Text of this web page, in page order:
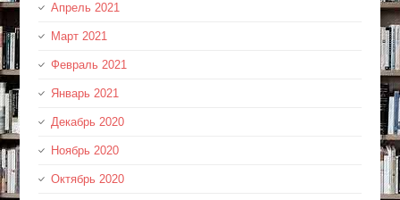
Апрель 2021
Март 2021
Февраль 2021
Январь 2021
Декабрь 2020
Ноябрь 2020
Октябрь 2020